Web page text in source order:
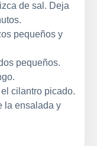
de sal. Deja
pequeños y
pequeños.
cilantro picado.
la ensalada y